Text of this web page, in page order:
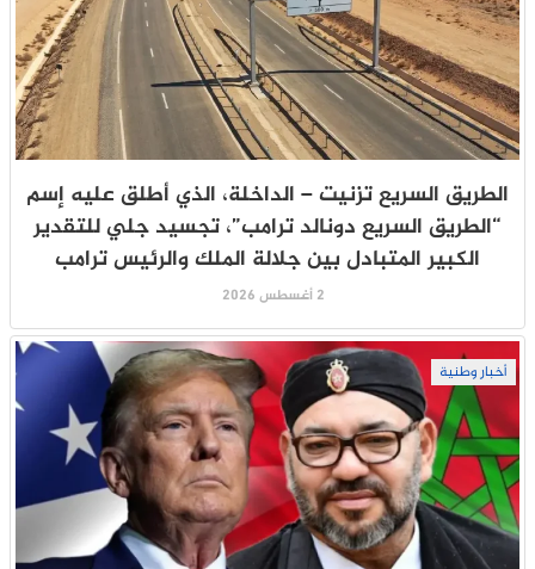
الطريق السريع تزنيت – الداخلة، الذي أطلق عليه إسم
“الطريق السريع دونالد ترامب”، تجسيد جلي للتقدير
الكبير المتبادل بين جلالة الملك والرئيس ترامب
2 أغسطس 2026
أخبار وطنية